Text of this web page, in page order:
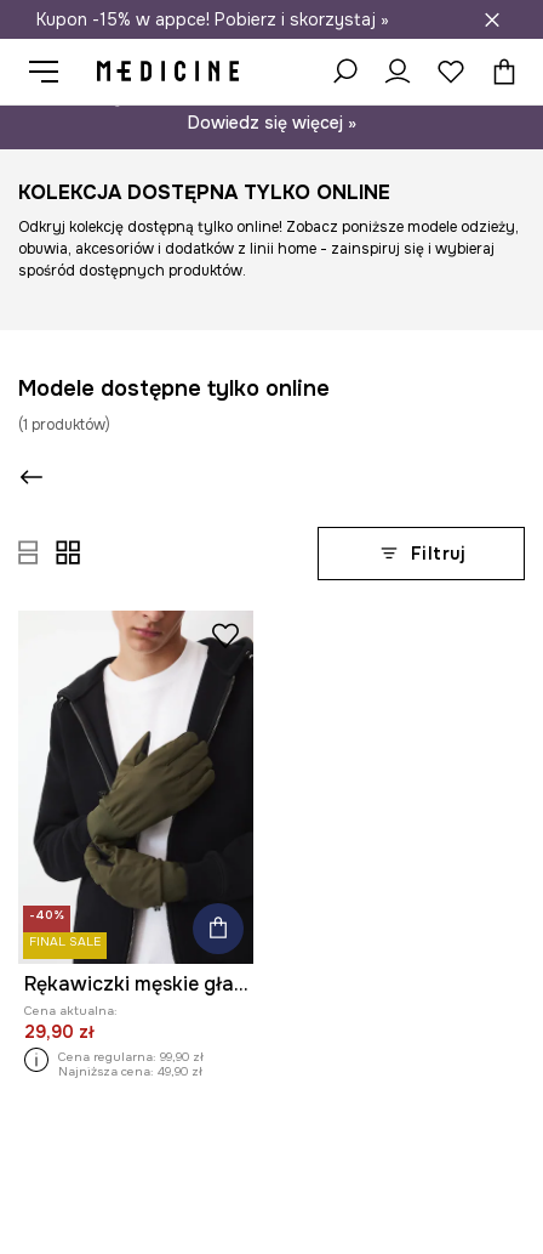
Darmowa dostawa do salonów
Kupon -15% w appce! Pobierz i skorzystaj »
Dowiedz się więcej »
KOLEKCJA DOSTĘPNA TYLKO ONLINE
Odkryj kolekcję dostępną tylko online! Zobacz poniższe modele odzieży,
obuwia, akcesoriów i dodatków z linii home - zainspiruj się i wybieraj
spośród dostępnych produktów.
Modele dostępne tylko online
(1 produktów)
Filtruj
-40%
FINAL SALE
Rękawiczki męskie gładkie
Cena aktualna:
29,90 zł
Cena regularna: 99,90 zł
Najniższa cena: 49,90 zł